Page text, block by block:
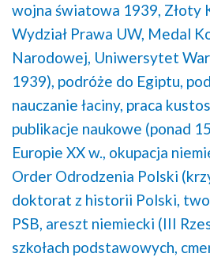
wojna światowa 1939, Złoty
Wydział Prawa UW, Medal
Narodowej, Uniwersytet
1939), podróże do Egiptu,
nauczanie łaciny, praca
publikacje naukowe (ponad
Europie XX w., okupacja
Order Odrodzenia Polski
doktorat z historii Polski,
PSB, areszt niemiecki (III
szkołach podstawowych,